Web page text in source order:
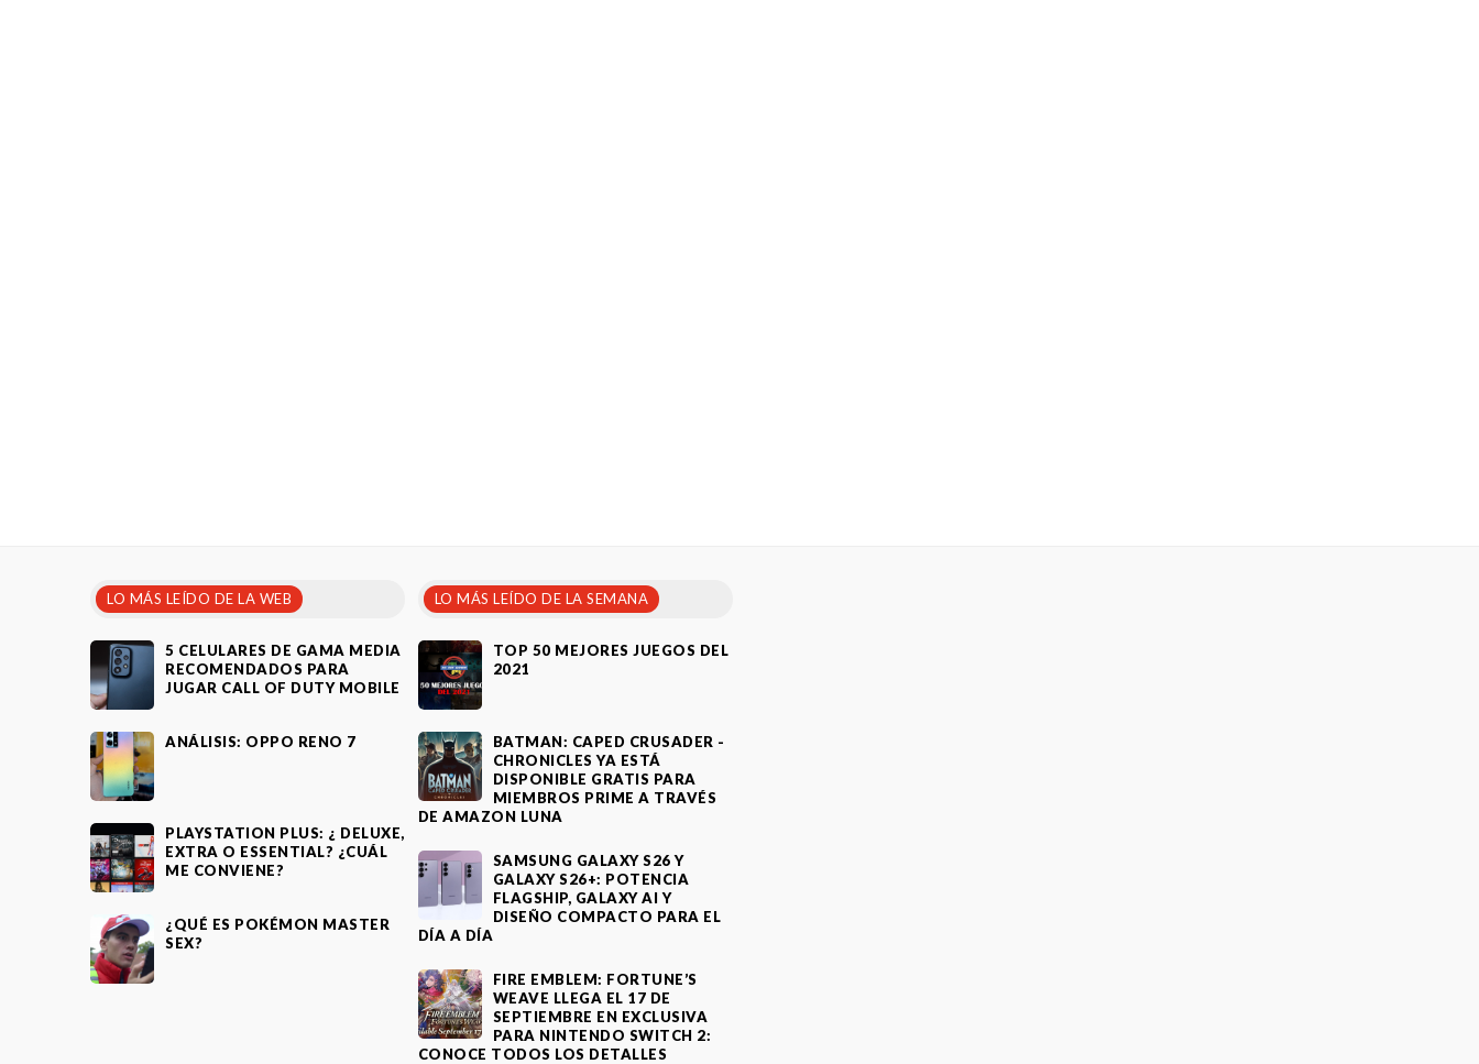
LO MÁS LEÍDO DE LA WEB
5 CELULARES DE GAMA MEDIA
RECOMENDADOS PARA
JUGAR CALL OF DUTY MOBILE
ANÁLISIS: OPPO RENO 7
PLAYSTATION PLUS: ¿ DELUXE,
EXTRA O ESSENTIAL? ¿CUÁL
ME CONVIENE?
¿QUÉ ES POKÉMON MASTER
SEX?
LO MÁS LEÍDO DE LA SEMANA
TOP 50 MEJORES JUEGOS DEL
2021
BATMAN: CAPED CRUSADER -
CHRONICLES YA ESTÁ
DISPONIBLE GRATIS PARA
MIEMBROS PRIME A TRAVÉS
DE AMAZON LUNA
SAMSUNG GALAXY S26 Y
GALAXY S26+: POTENCIA
FLAGSHIP, GALAXY AI Y
DISEÑO COMPACTO PARA EL
DÍA A DÍA
FIRE EMBLEM: FORTUNE’S
WEAVE LLEGA EL 17 DE
SEPTIEMBRE EN EXCLUSIVA
PARA NINTENDO SWITCH 2:
CONOCE TODOS LOS DETALLES